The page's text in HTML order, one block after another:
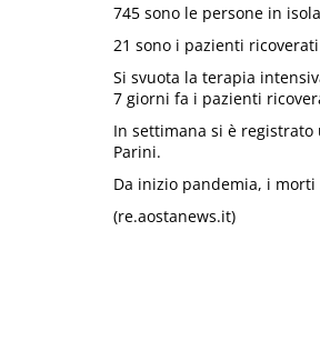
745 sono le persone in
21 sono i pazienti
Si svuota la terapia
7 giorni fa i pazienti
In settimana si è registrato
Parini.
Da inizio pandemia, i morti
(re.aostanews.it)